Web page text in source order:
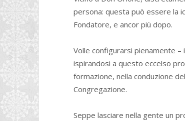
persona: questa può essere la
Fondatore, e ancor più dopo.
Volle configurarsi pienamente
ispirandosi a questo eccelso
formazione, nella conduzione
Congregazione.
Seppe lasciare nella gente un